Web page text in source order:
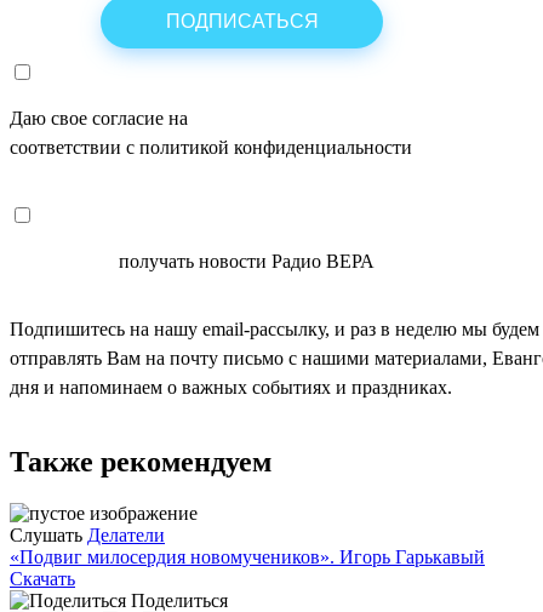
Даю свое согласие на
соответствии с политикой конфиденциальности
получать новости Радио ВЕРА
Подпишитесь на нашу email-рассылку, и раз в неделю мы будем
отправлять Вам на почту письмо с нашими материалами,
дня и напоминаем о важных событиях и праздниках.
Также рекомендуем
Слушать Делатели
«Подвиг милосердия новомучеников». Игорь Гарькавый
Скачать
Поделиться